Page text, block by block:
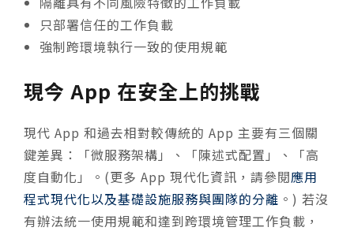
只部署信任的工作負載
強制跨環境執行一致的使用規範
現今 App 在安全上的挑戰
現代 App 和過去相對較傳統的 App 主要有三個關
鍵差異：「微服務架構」、「陳述式配置」、「高
度自動化」。(更多 App 現代化資訊，請參閱應用
程式現代化以及基礎設施服務與團隊的分離 。) 若沒
有辦法統一使用規範和達到跨環境管理工作負載，